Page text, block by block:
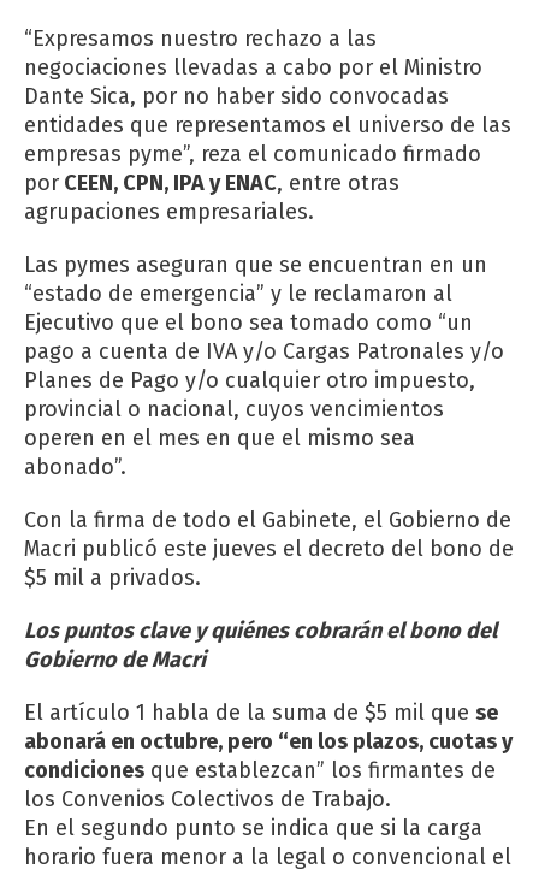
“Expresamos nuestro rechazo a las
negociaciones llevadas a cabo por el Ministro
Dante Sica, por no haber sido convocadas
entidades que representamos el universo de las
empresas pyme”, reza el comunicado firmado
por CEEN, CPN, IPA y ENAC, entre otras
agrupaciones empresariales.
Las pymes aseguran que se encuentran en un
“estado de emergencia” y le reclamaron al
Ejecutivo que el bono sea tomado como “un
pago a cuenta de IVA y/o Cargas Patronales y/o
Planes de Pago y/o cualquier otro impuesto,
provincial o nacional, cuyos vencimientos
operen en el mes en que el mismo sea
abonado”.
Con la firma de todo el Gabinete, el Gobierno de
Macri publicó este jueves el decreto del bono de
$5 mil a privados.
Los puntos clave y quiénes cobrarán el bono del
Gobierno de Macri
El artículo 1 habla de la suma de $5 mil que se
abonará en octubre, pero “en los plazos, cuotas y
condiciones que establezcan” los firmantes de
los Convenios Colectivos de Trabajo.
En el segundo punto se indica que si la carga
horario fuera menor a la legal o convencional el